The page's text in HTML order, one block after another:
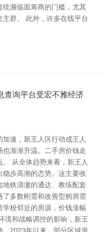
濒临面筹商的门槛，尤其
群。 此外，许多在线平台
查询平台受宏不雅经济
速，新王人区行动成王人
渐渐升温。二手房价钱走
从全体趋势来看，新王人
步高潮的态势。这主要收
铁清澈的通达、教练配套
了多数刚需和改善型购房需
校邻近的房源，价钱涨幅
境和战略调控的影响，新王